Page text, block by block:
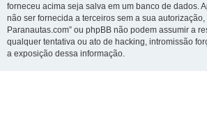
forneceu acima seja salva em um banco de dados.
não ser fornecida a terceiros sem a sua autorização,
Paranautas.com” ou phpBB não podem assumir a
qualquer tentativa ou ato de hacking, intromissão
a exposição dessa informação.